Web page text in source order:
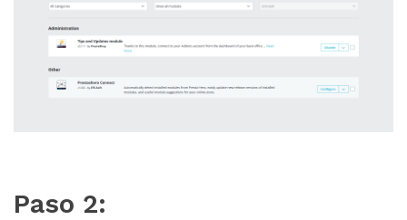
Paso 2: